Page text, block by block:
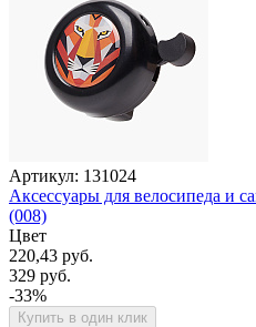
Артикул: 131024
Аксессуары для велосипеда и
(008)
Цвет
220,43 руб.
329 руб.
-33%
Купить в один клик